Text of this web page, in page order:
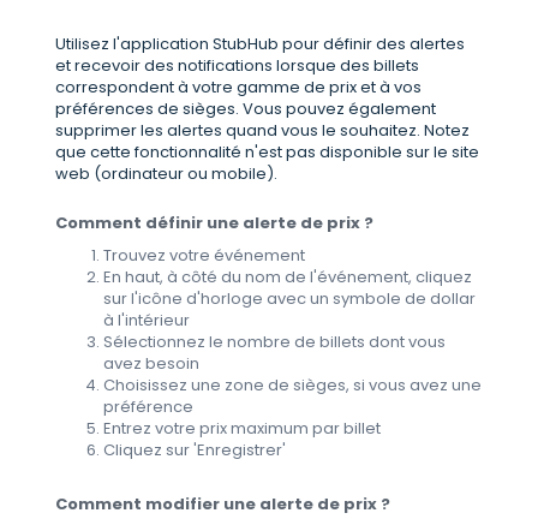
Utilisez l'application StubHub pour définir des alertes
et recevoir des notifications lorsque des billets
correspondent à votre gamme de prix et à vos
préférences de sièges. Vous pouvez également
supprimer les alertes quand vous le souhaitez. Notez
que cette fonctionnalité n'est pas disponible sur le site
web (ordinateur ou mobile).
Comment définir une alerte de prix ?
Trouvez votre événement
En haut, à côté du nom de l'événement, cliquez
sur l'icône d'horloge avec un symbole de dollar
à l'intérieur
Sélectionnez le nombre de billets dont vous
avez besoin
Choisissez une zone de sièges, si vous avez une
préférence
Entrez votre prix maximum par billet
Cliquez sur 'Enregistrer'
Comment modifier une alerte de prix ?